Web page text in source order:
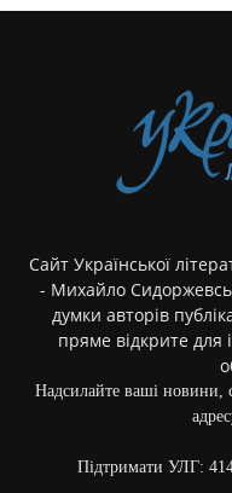
Сайт Української
- Михайло
думки авторів
пряме відкрите для
Надсилайте ваші новини,
Підтримати УЛГ: